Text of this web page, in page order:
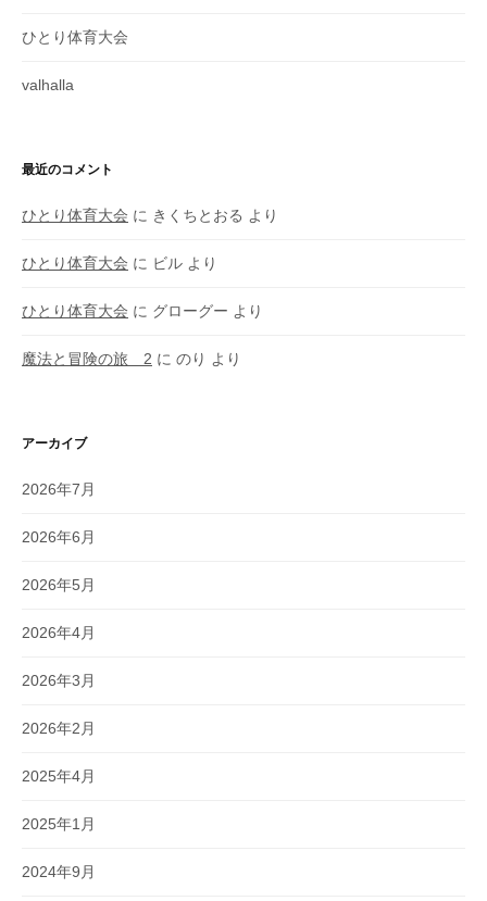
ひとり体育大会
valhalla
最近のコメント
ひとり体育大会 に きくちとおる より
ひとり体育大会 に ビル より
ひとり体育大会 に グローグー より
魔法と冒険の旅 2 に のり より
アーカイブ
2026年7月
2026年6月
2026年5月
2026年4月
2026年3月
2026年2月
2025年4月
2025年1月
2024年9月